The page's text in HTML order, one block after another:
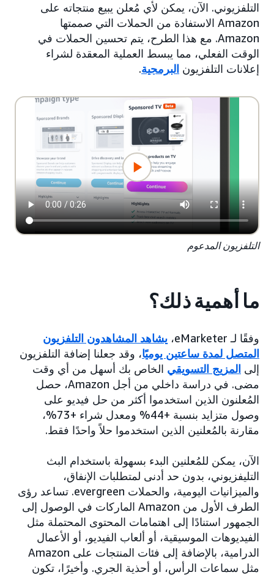
التلفزيوني. الآن، يمكن لأي مُعلن يبيع منتجاته على
Amazon الاستفادة من الحملات التي صممتها
Amazon. مع هذا الطرح، يتم تحسين الحملات في
الوقت الفعلي، مما يبسط العملية المعقدة لشراء
إعلانات التلفزيون البرمجية.
التلفزيون المدعوم
ما أهمية ذلك؟
وفقًا لـ eMarketer،
يشاهد المشاهدون التلفزيون
المتصل لمدة ساعتين يوميًا، وقد جعلنا إضافة التلفزيون
إلى المزيج التسويقي الخاص بك أسهل من أي وقت
مضى. في دراسة داخلي من أجل Amazon، حصل
المُعلنون الذين استخدموا أكثر من حل فيديو على
وصول متزايد بنسبة +44% ومعدل شراء +73%،
مقارنة بالمُعلنين الذين استخدموا حلاً واحدًا فقط.
الآن، يمكن للمُعلنين البدء بسهولة باستخدام البث
التليفزيوني، بدون حد أدنى لمتطلبات الإنفاق،
والميزانيات اليومية، والحملات evergreen. تساعد رؤى
الطرف الأول من Amazon الماركات في الوصول إلى
الجمهور استنادًا إلى اهتمامات المحتوى المحتملة مثل
الفيديوهات الموسيقية، أو ألعاب الفيديو، أو الأعمال
الدرامية، بالإضافة إلى فئات المنتجات على Amazon
مثل سماعات الرأس، أو أحذية الجري. وأخيرًا، تكون